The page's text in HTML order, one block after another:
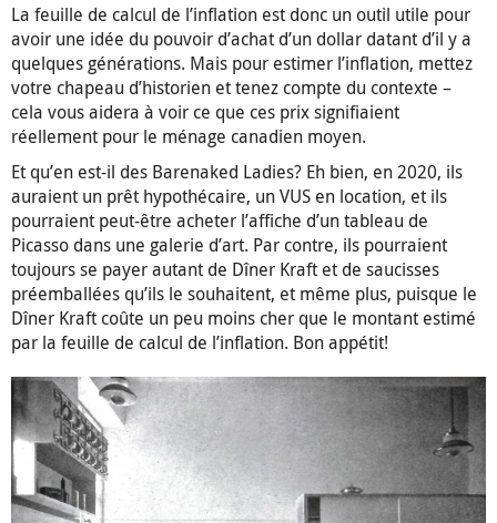
La feuille de calcul de l’inflation est donc un outil utile pour
avoir une idée du pouvoir d’achat d’un dollar datant d’il y a
quelques générations. Mais pour estimer l’inflation, mettez
votre chapeau d’historien et tenez compte du contexte –
cela vous aidera à voir ce que ces prix signifiaient
réellement pour le ménage canadien moyen.
Et qu’en est-il des Barenaked Ladies? Eh bien, en 2020, ils
auraient un prêt hypothécaire, un VUS en location, et ils
pourraient peut-être acheter l’affiche d’un tableau de
Picasso dans une galerie d’art. Par contre, ils pourraient
toujours se payer autant de Dîner Kraft et de saucisses
préemballées qu’ils le souhaitent, et même plus, puisque le
Dîner Kraft coûte un peu moins cher que le montant estimé
par la feuille de calcul de l’inflation. Bon appétit!